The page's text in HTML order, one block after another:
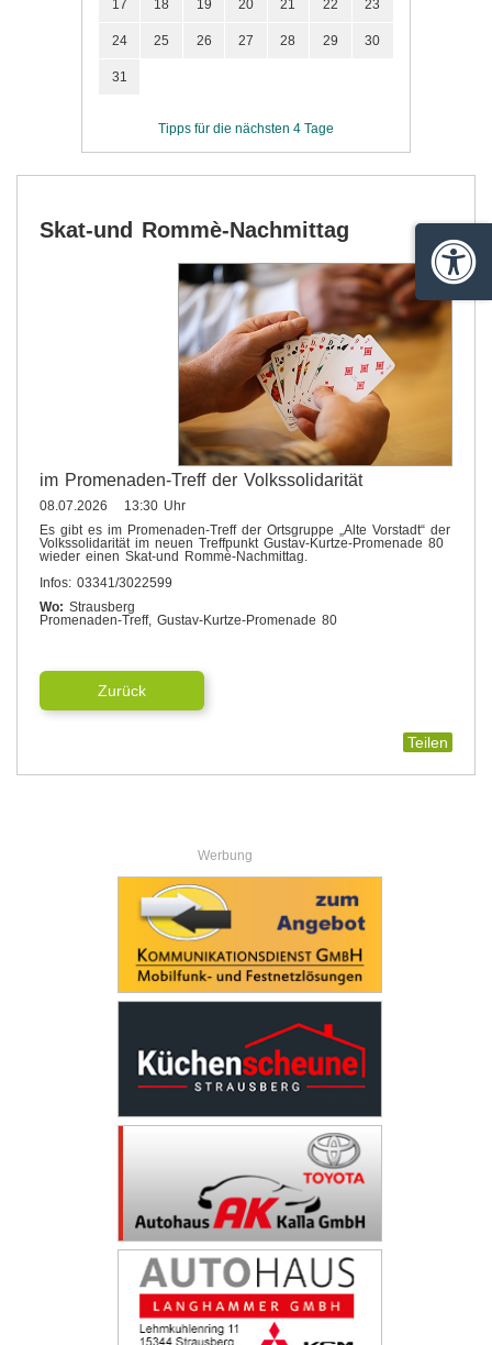
17 18 19 20 21 22 23
24 25 26 27 28 29 30
31
Tipps für die nächsten 4 Tage
Skat-und Rommè-Nachmittag
im Promenaden-Treff der Volkssolidarität
08.07.2026 13:30 Uhr
Es gibt es im Promenaden-Treff der Ortsgruppe „Alte Vorstadt“ der
Volkssolidarität im neuen Treffpunkt Gustav-Kurtze-Promenade 80
wieder einen Skat-und Rommè-Nachmittag.
Infos: 03341/3022599
Wo: Strausberg
Promenaden-Treff, Gustav-Kurtze-Promenade 80
Zurück
Teilen
Werbung